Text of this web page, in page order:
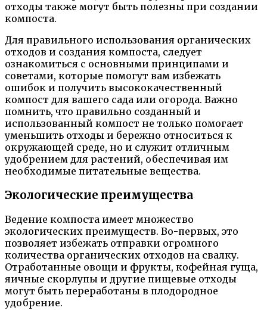
отходы также могут быть полезны при создании
компоста.
Для правильного использования органических
отходов и создания компоста, следует
ознакомиться с основными принципами и
советами, которые помогут вам избежать
ошибок и получить высококачественный
компост для вашего сада или огорода. Важно
помнить, что правильно созданный и
использованный компост не только помогает
уменьшить отходы и бережно относиться к
окружающей среде, но и служит отличным
удобрением для растений, обеспечивая им
необходимые питательные вещества.
Экологические преимущества
Ведение компоста имеет множество
экологических преимуществ. Во-первых, это
позволяет избежать отправки огромного
количества органических отходов на свалку.
Отработанные овощи и фрукты, кофейная гуща,
яичные скорлупы и другие пищевые отходы
могут быть переработаны в плодородное
удобрение.